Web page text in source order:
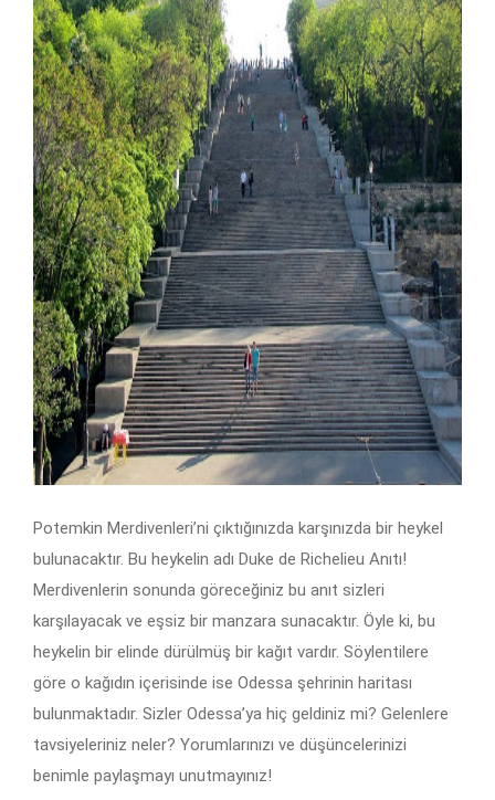
Potemkin Merdivenleri’ni çıktığınızda karşınızda bir heykel
bulunacaktır. Bu heykelin adı Duke de Richelieu Anıtı!
Merdivenlerin sonunda göreceğiniz bu anıt sizleri
karşılayacak ve eşsiz bir manzara sunacaktır. Öyle ki, bu
heykelin bir elinde dürülmüş bir kağıt vardır. Söylentilere
göre o kağıdın içerisinde ise Odessa şehrinin haritası
bulunmaktadır. Sizler Odessa’ya hiç geldiniz mi? Gelenlere
tavsiyeleriniz neler? Yorumlarınızı ve düşüncelerinizi
benimle paylaşmayı unutmayınız!